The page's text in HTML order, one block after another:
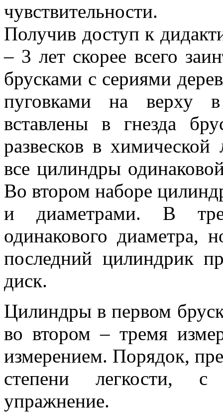
чувствительности.
Получив доступ к
– 3 лет скорее всего
брусками с сериями
пуговками на верху
вставлены в гнезда
развесков в
все цилиндры
Во втором наборе
и диаметрами. В
одинакового диаметра,
последний цилиндрик
диск.
Цилиндры в первом
во втором – тремя
измерением. Порядок,
степени легкости,
упражнение.